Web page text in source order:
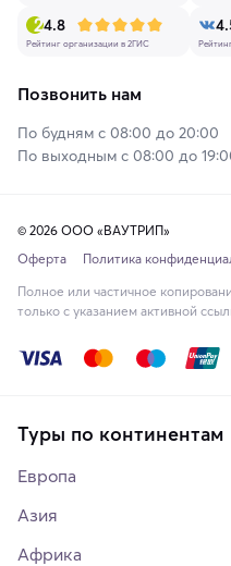
4.8
Рейтинг организации в 2ГИС
Позвонить нам
По будням с 08:00 до 20:00
По выходным с 08:00 до
© 2026 ООО «ВАУТРИП»
Оферта
Политика
Полное или частичное
только с указанием активной
Туры по континентам
Европа
Азия
Африка